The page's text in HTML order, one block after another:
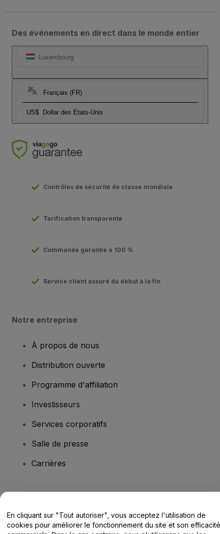
Des événements en direct dans le monde entier
Luxembourg
Français (FR)
US$ Dollar des Etats-Unis
Contrôles de sécurité de classe mondiale
Tarification transparente
Commande garantie à 100 %
Service client assuré du début à la fin
Notre entreprise
À propos de nous
Distribution ouverte
Programme d'affiliation
Investisseurs
Services corporatifs
Salle de presse
Carrières
Centre d'assistance / Nous contacter
En cliquant sur "Tout autoriser", vous acceptez l'utilisation de
cookies pour améliorer le fonctionnement du site et son efficacité